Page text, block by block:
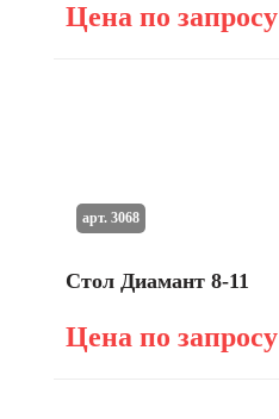
Цена по запросу
Стол Диамант 8-11
Цена по запросу
арт. 3068